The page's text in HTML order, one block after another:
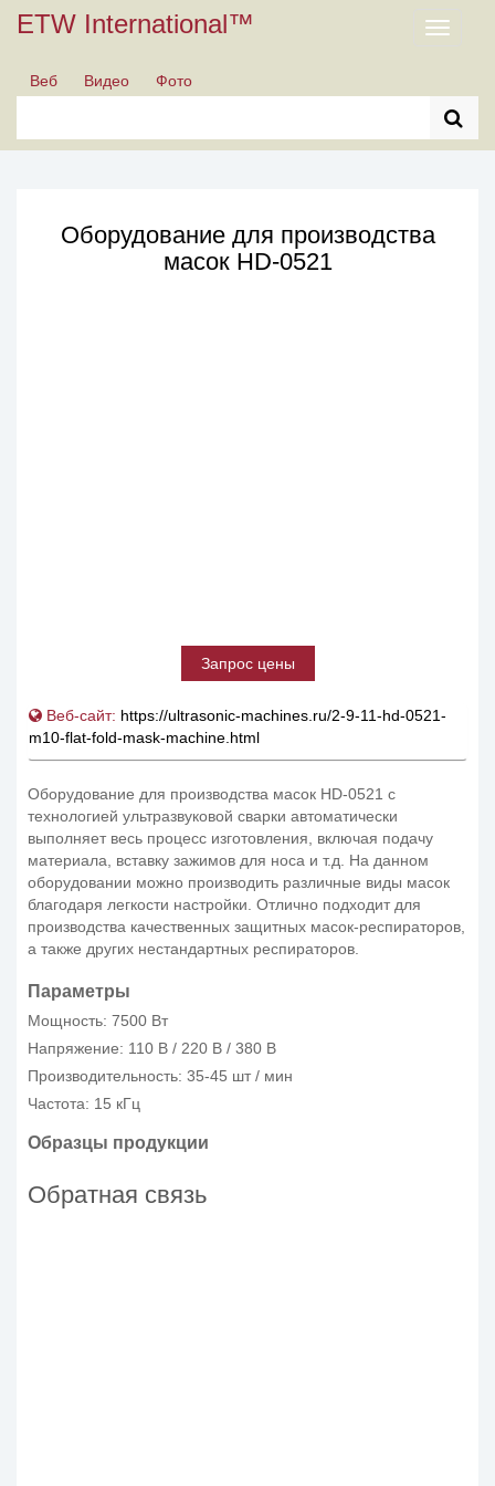
ETW International™
Toggle
Веб
Видео Фото
Оборудование для производства
масок HD-0521
Запрос цены
Веб-сайт: https://ultrasonic-machines.ru/2-9-11-hd-0521-
m10-flat-fold-mask-machine.html
Оборудование для производства масок HD-0521 с
технологией ультразвуковой сварки автоматически
выполняет весь процесс изготовления, включая подачу
материала, вставку зажимов для носа и т.д. На данном
оборудовании можно производить различные виды масок
благодаря легкости настройки. Отлично подходит для
производства качественных защитных масок-респираторов,
а также других нестандартных респираторов.
Параметры
Мощность: 7500 Вт
Напряжение: 110 В / 220 В / 380 В
Производительность: 35-45 шт / мин
Частота: 15 кГц
Образцы продукции
Обратная связь